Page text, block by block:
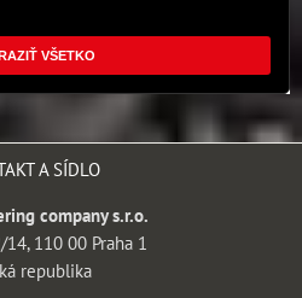
VŠETKO
A SÍDLO
company s.r.o.
110 00 Praha 1
republika